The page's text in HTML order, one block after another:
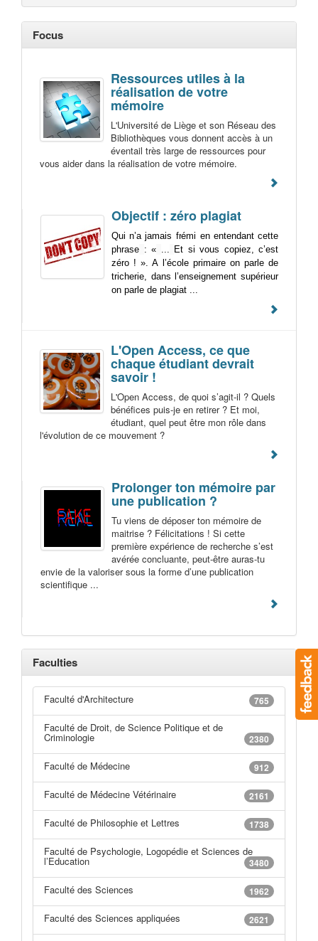
Focus
Ressources utiles à la
réalisation de votre
mémoire
L'Université de Liège et son Réseau des
Bibliothèques vous donnent accès à un
éventail très large de ressources pour
vous aider dans la réalisation de votre mémoire.
Objectif : zéro plagiat
Qui n’a jamais frémi en entendant cette
phrase : « ... Et si vous copiez, c’est
zéro ! ». A l’école primaire on parle de
tricherie, dans l’enseignement supérieur
on parle de plagiat ...
L'Open Access, ce que
chaque étudiant devrait
savoir !
L'Open Access, de quoi s’agit-il ? Quels
bénéfices puis-je en retirer ? Et moi,
étudiant, quel peut être mon rôle dans
l'évolution de ce mouvement ?
Prolonger ton mémoire par
une publication ?
Tu viens de déposer ton mémoire de
maitrise ? Félicitations ! Si cette
première expérience de recherche s’est
avérée concluante, peut-être auras-tu
envie de la valoriser sous la forme d’une publication
scientifique ...
Faculties
Faculté d'Architecture 765
Faculté de Droit, de Science Politique et de
Criminologie 2380
Faculté de Médecine 912
Faculté de Médecine Vétérinaire 2161
Faculté de Philosophie et Lettres 1738
Faculté de Psychologie, Logopédie et Sciences de
l’Education 3480
Faculté des Sciences 1962
Faculté des Sciences appliquées 2621